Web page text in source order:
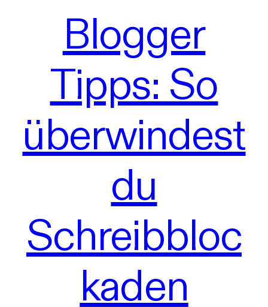
Blogger
Tipps: So
überwindest
du
Schreibbloc
kaden